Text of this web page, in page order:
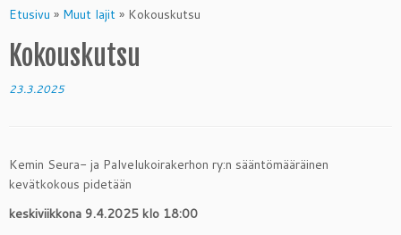
toEtusivu » Muut lajit » Kokouskutsu
Kokouskutsu
23.3.2025
Kemin Seura- ja Palvelukoirakerhon ry:n sääntömääräinen
kevätkokous pidetään
keskiviikkona 9.4.2025 klo 18:00